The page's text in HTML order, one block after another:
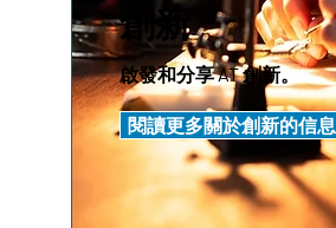
創新
啟發和分享 AT 創新。
閱讀更多關於創新的信息